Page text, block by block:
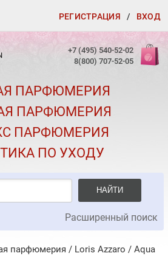
РЕГИСТРАЦИЯ / ВХОД
ЗАКАЗАТЬ
СКИДКИ
КОНТАКТЫ
О КАЧЕСТВЕ
К ЗАКАЗАМ
+7 (495) 540-52-02
8(800) 707-52-05
ПАРФЮМЕРИЯ
ПАРФЮМЕРИЯ
ПАРФЮМЕРИЯ
ПО УХОДУ
НАЙТИ
Расширенный поиск
парфюмерия / Loris Azzaro / Aqua